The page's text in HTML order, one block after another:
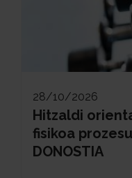
28/10/2026
Hitzaldi
fisikoa
DONOSTIA